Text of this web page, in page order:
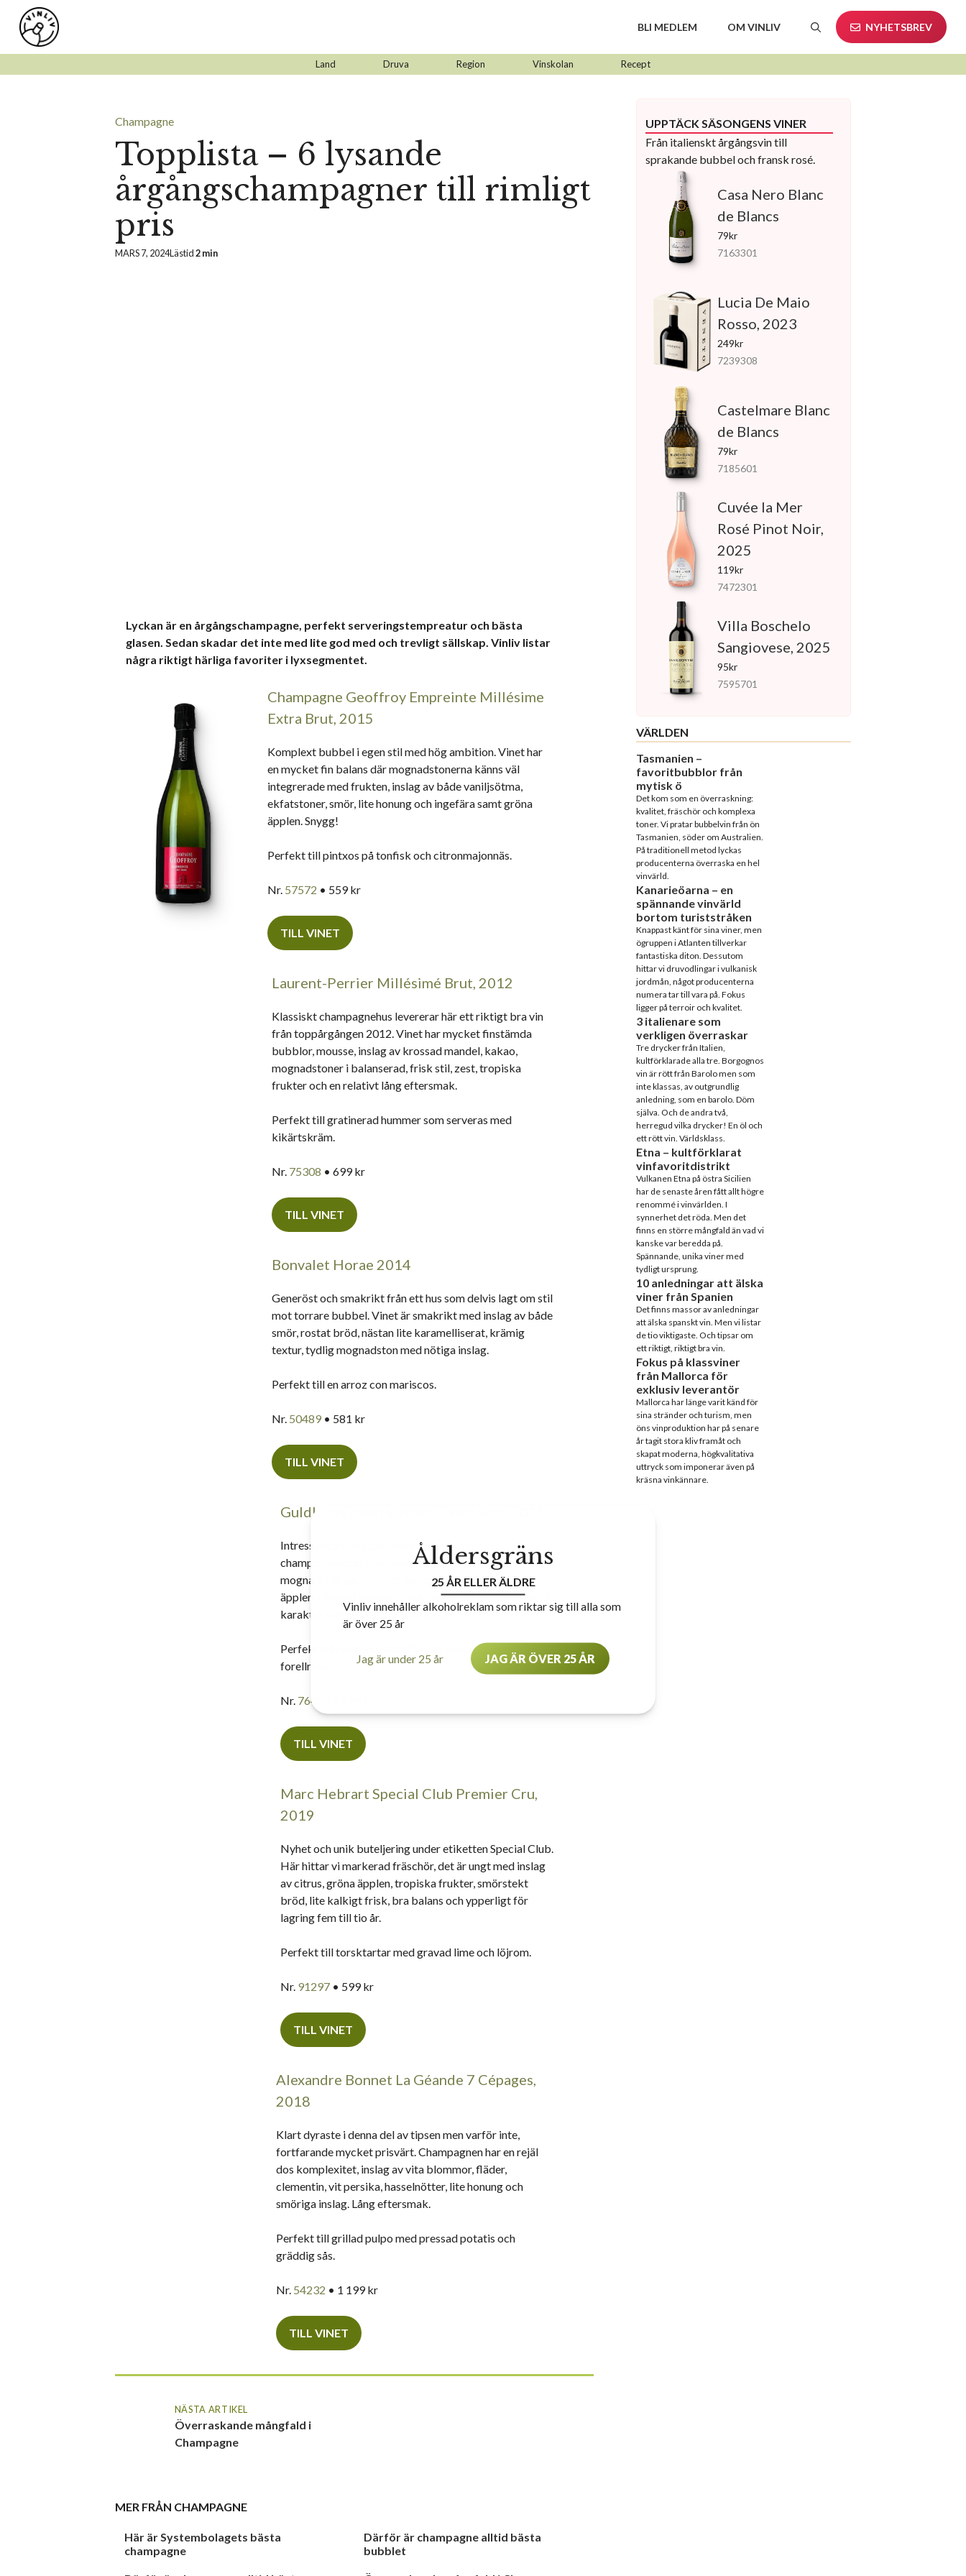
Hoppa
innehåll
BLI MEDLEM OM VINLIV NYHETSBREV
Land Druva Region Vinskolan Recept
Champagne
Topplista – 6 lysande
årgångschampagner till rimligt
pris
MARS 7, 2024Lästid2 min
Lyckan är en årgångschampagne, perfekt serveringstempreatur och bästa
glasen. Sedan skadar det inte med lite god med och trevligt sällskap. Vinliv listar
några riktigt härliga favoriter i lyxsegmentet.
Champagne Geoffroy Empreinte Millésime
Extra Brut, 2015
Komplext bubbel i egen stil med hög ambition. Vinet har
en mycket fin balans där mognadstonerna känns väl
integrerade med frukten, inslag av både vaniljsötma,
ekfatstoner, smör, lite honung och ingefära samt gröna
äpplen. Snygg!
Perfekt till pintxos på tonfisk och citronmajonnäs.
Nr. 57572 • 559 kr
TILL VINET
Laurent-Perrier Millésimé Brut, 2012
Klassiskt champagnehus levererar här ett riktigt bra vin
från toppårgången 2012. Vinet har mycket finstämda
bubblor, mousse, inslag av krossad mandel, kakao,
mognadstoner i balanserad, frisk stil, zest, tropiska
frukter och en relativt lång eftersmak.
Perfekt till gratinerad hummer som serveras med
kikärtskräm.
Nr. 75308 • 699 kr
TILL VINET
Bonvalet Horae 2014
Generöst och smakrikt från ett hus som delvis lagt om stil
mot torrare bubbel. Vinet är smakrikt med inslag av både
smör, rostat bröd, nästan lite karamelliserat, krämig
textur, tydlig mognadston med nötiga inslag.
Perfekt till en arroz con mariscos.
Nr. 50489• 581 kr
TILL VINET
Guldkula Green Vintage Extra Brut, 2015
Intressant årgångsbubbel från svenska
champagnehuset Guldkula. Här hittar vi fin, mjuk
mognad, silkiga bubblor, inslag av röda plommon,
äpplen, clementin, rosor, lite gräddig stil med mineralisk
karaktär och medellång eftersmak.
Perfekt till pocherad hälleflundra med spenat och
forellrom.
Nr. 76418
TILL VINET
Marc Hebrart Special Club Premier Cru,
2019
Nyhet och unik buteljering under etiketten Special Club.
Här hittar vi markerad fräschör, det är ungt med inslag
av citrus, gröna äpplen, tropiska frukter, smörstekt
bröd, lite kalkigt frisk, bra balans och ypperligt för
lagring fem till tio år.
Perfekt till torsktartar med gravad lime och löjrom.
Nr. 91297• 599 kr
TILL VINET
Alexandre Bonnet La Géande 7 Cépages,
2018
Klart dyraste i denna del av tipsen men varför inte,
fortfarande mycket prisvärt. Champagnen har en rejäl
dos komplexitet, inslag av vita blommor, fläder,
clementin, vit persika, hasselnötter, lite honung och
smöriga inslag. Lång eftersmak.
Perfekt till grillad pulpo med pressad potatis och
gräddig sås.
Nr. 54232 • 1 199 kr
TILL VINET
NÄSTA ARTIKEL
Överraskande mångfald i
Champagne
MER FRÅN CHAMPAGNE
Här är Systembolagets bästa
champagne
Därför är champagne alltid bästa
bubblet
UPPTÄCK SÄSONGENS VINER
Från italienskt årgångsvin till
sprakande bubbel och fransk rosé.
Casa Nero Blanc
de Blancs
79kr
7163301
Lucia De Maio
Rosso, 2023
249kr
7239308
Castelmare Blanc
de Blancs
79kr
7185601
Cuvée la Mer
Rosé Pinot Noir,
2025
119kr
7472301
Villa Boschelo
Sangiovese, 2025
95kr
7595701
VÄRLDEN
Tasmanien –
favoritbubblor från
mytisk ö
Det kom som en överraskning:
kvalitet, fräschör och komplexa
toner. Vi pratar bubbelvin från ön
Tasmanien, söder om Australien.
På traditionell metod lyckas
producenterna överraska en hel
vinvärld.
Kanarieöarna – en
spännande vinvärld
bortom turiststråken
Knappast känt för sina viner, men
ögruppen i Atlanten tillverkar
fantastiska diton. Dessutom
hittar vi druvodlingar i vulkanisk
jordmån, något producenterna
numera tar till vara på. Fokus
ligger på terroir och kvalitet.
3 italienare som
verkligen överraskar
Tre drycker från Italien,
kultförklarade alla tre. Borgognos
vin är rött från Barolo men som
inte klassas, av outgrundlig
anledning, som en barolo. Döm
själva. Och de andra två,
herregud vilka drycker! En öl och
ett rött vin. Världsklass.
Etna – kultförklarat
vinfavoritdistrikt
Vulkanen Etna på östra Sicilien
har de senaste åren fått allt högre
renommé i vinvärlden. I
synnerhet det röda. Men det
finns en större mångfald än vad vi
kanske var beredda på.
Spännande, unika viner med
tydligt ursprung.
10 anledningar att älska
viner från Spanien
Det finns massor av anledningar
att älska spanskt vin. Men vi listar
de tio viktigaste. Och tipsar om
ett riktigt, riktigt bra vin.
Fokus på klassviner
från Mallorca för
exklusiv leverantör
Mallorca har länge varit känd för
sina stränder och turism, men
öns vinproduktion har på senare
år tagit stora kliv framåt och
skapat moderna, högkvalitativa
uttryck som imponerar även på
kräsna vinkännare.
Åldersgräns
25 ÅR ELLER ÄLDRE
Vinliv innehåller alkoholreklam som riktar sig till alla som
är över 25 år
Jag är under 25 år JAG ÄR ÖVER 25 ÅR